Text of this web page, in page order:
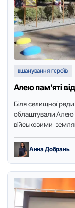
вшанування героїв
Алею пам’яті
Біля селищної
облаштували Алею
військовими-
Анна Добрань